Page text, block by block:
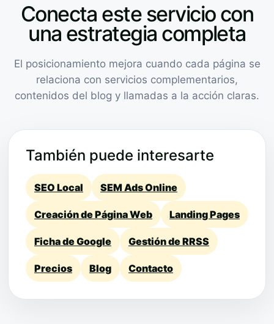
Conecta este servicio con
una estrategia completa
El posicionamiento mejora cuando cada página se
relaciona con servicios complementarios,
contenidos del blog y llamadas a la acción claras.
También puede interesarte
SEO Local SEM Ads Online
Creación de Página Web Landing Pages
Ficha de Google Gestión de RRSS
Precios Blog Contacto